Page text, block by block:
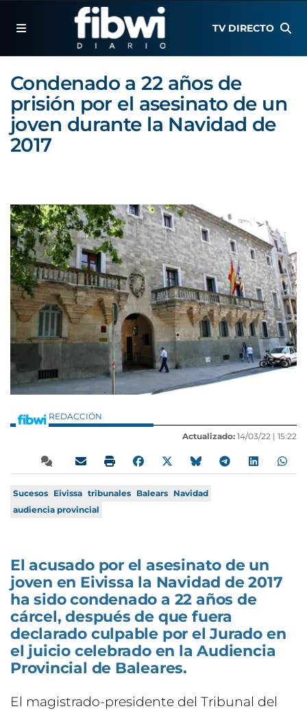
TV DIRECTO
Condenado a 22 años de
prisión por el asesinato de un
joven durante la Navidad de
2017
REDACCIÓN
Actualizado: 14/03/22 | 15:22
Sucesos Eivissa tribunales Balears Navidad
audiencia provincial
El acusado por el asesinato de un
joven en Eivissa la Navidad de 2017
ha sido condenado a 22 años de
cárcel, después de que fuera
declarado culpable por el Jurado en
el juicio celebrado en la Audiencia
Provincial de Baleares.
El magistrado-presidente del Tribunal del